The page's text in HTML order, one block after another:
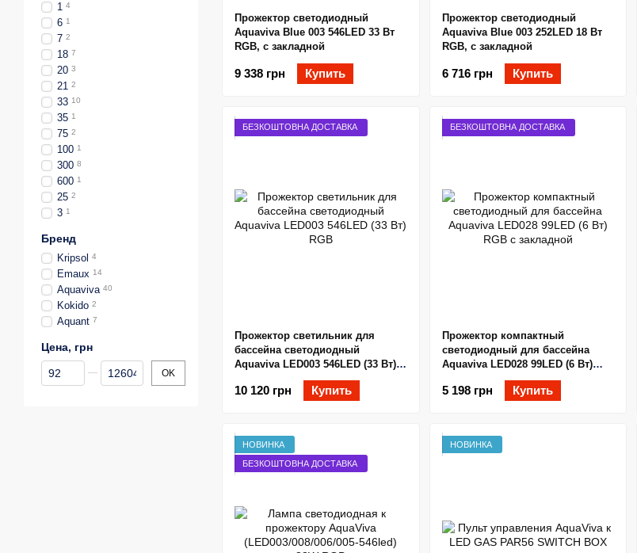
Прожектор светодиодный
Aquaviva Blue 003 546LED 33 Вт
RGB, с закладной
9 338 грн Купить
Прожектор светодиодный
Aquaviva Blue 003 252LED 18 Вт
RGB, с закладной
6 716 грн Купить
БЕЗКОШТОВНА ДОСТАВКА
Прожектор светильник для
бассейна светодиодный
Aquaviva LED003 546LED (33 Вт)
10 120 грн Купить
БЕЗКОШТОВНА ДОСТАВКА
Прожектор компактный
светодиодный для бассейна
Aquaviva LED028 99LED (6 Вт)
RGB с закладной
5 198 грн Купить
НОВИНКА
БЕЗКОШТОВНА ДОСТАВКА
НОВИНКА
1 4
6 1
7 2
18 7
20 3
21 2
33 10
35 1
75 2
100 1
300 8
600 1
25 2
3 1
Бренд
Kripsol 4
Emaux 14
Aquaviva 40
Kokido 2
Aquant 7
Цена, грн
От Цена, грн
До Цена, грн OK